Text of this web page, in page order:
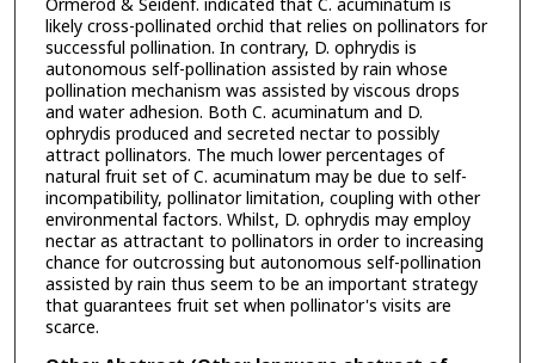
likely cross-pollinated orchid that relies on pollinators for
successful pollination. In contrary, D. ophrydis is
autonomous self-pollination assisted by rain whose
pollination mechanism was assisted by viscous drops
and water adhesion. Both C. acuminatum and D.
ophrydis produced and secreted nectar to possibly
attract pollinators. The much lower percentages of
natural fruit set of C. acuminatum may be due to self-
incompatibility, pollinator limitation, coupling with other
environmental factors. Whilst, D. ophrydis may employ
nectar as attractant to pollinators in order to increasing
chance for outcrossing but autonomous self-pollination
assisted by rain thus seem to be an important strategy
that guarantees fruit set when pollinator's visits are
scarce.